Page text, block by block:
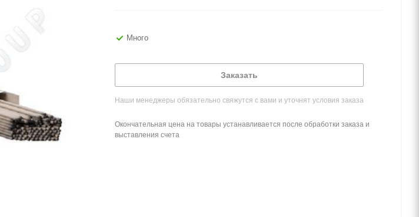
Много
Заказать
Наши менеджеры обязательно свяжутся с вами и уточнят условия заказа
Окончательная цена на товары устанавливается после обработки заказа и
выставления счета